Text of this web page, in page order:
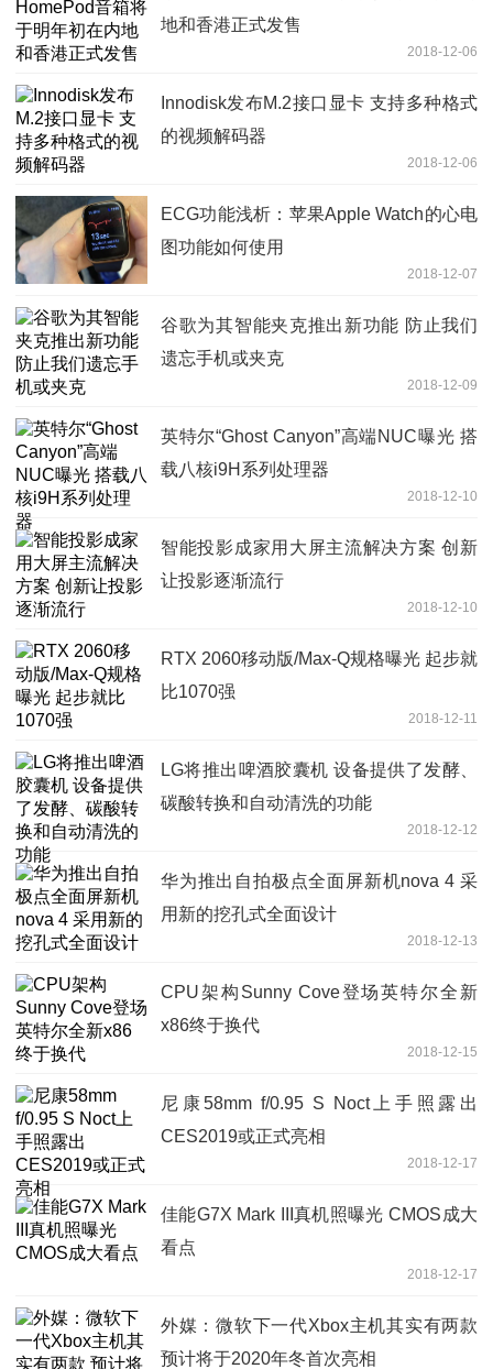
地和香港正式发售
2018-12-06
Innodisk发布M.2接口显卡 支持多种格式
的视频解码器
2018-12-06
ECG功能浅析：苹果Apple Watch的心电
图功能如何使用
2018-12-07
谷歌为其智能夹克推出新功能 防止我们
遗忘手机或夹克
2018-12-09
英特尔“Ghost Canyon”高端NUC曝光 搭
载八核i9H系列处理器
2018-12-10
智能投影成家用大屏主流解决方案 创新
让投影逐渐流行
2018-12-10
RTX 2060移动版/Max-Q规格曝光 起步就
比1070强
2018-12-11
LG将推出啤酒胶囊机 设备提供了发酵、
碳酸转换和自动清洗的功能
2018-12-12
华为推出自拍极点全面屏新机nova 4 采
用新的挖孔式全面设计
2018-12-13
CPU架构Sunny Cove登场英特尔全新
x86终于换代
2018-12-15
尼康58mm f/0.95 S Noct上手照露出
CES2019或正式亮相
2018-12-17
佳能G7X Mark III真机照曝光 CMOS成大
看点
2018-12-17
外媒：微软下一代Xbox主机其实有两款
预计将于2020年冬首次亮相